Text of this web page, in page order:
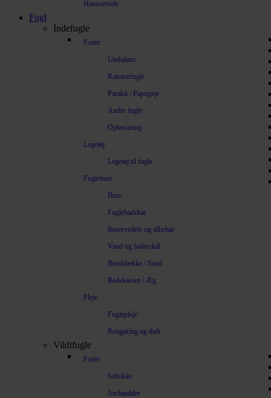
Hamstersele
Fugl
Indefugle
Foder
Undulater
Kanariefugle
Parakit / Papegøje
Andre fugle
Opbevaring
Legetøj
Legetøj til fugle
Fuglebure
Bure
Fuglebadekar
Reservedele og tilbehør
Vand og foderskål
Bunddække / Sand
Redekasser / Æg
Pleje
Fuglepleje
Rengøring og duft
Vildtfugle
Foder
Solsikke
Jordnødder